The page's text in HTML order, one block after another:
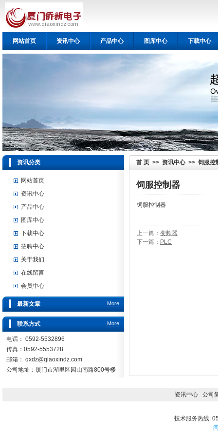
网站首页 资讯中心 产品中心 图库中心 下载中心
首 页 >> 资讯中心>> 饲服控
饲服控制器
饲服控制器
上一篇： 变频器
下一篇： PLC
资讯分类
网站首页
资讯中心
产品中心
图库中心
下载中心
招聘中心
关于我们
在线留言
会员中心
More
最新文章
More
联系方式
电话： 0592-5532896
传真：0592-5553728
邮箱： qxdz@qiaoxindz.com
公司地址：厦门市湖里区园山南路800号楼
资讯中心 公司
技术服务热线: